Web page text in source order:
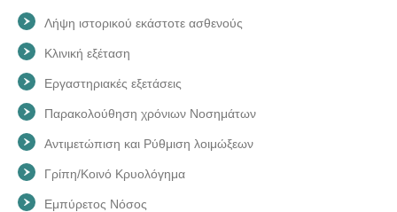
Λήψη ιστορικού εκάστοτε ασθενούς
Κλινική εξέταση
Εργαστηριακές εξετάσεις
Παρακολούθηση χρόνιων Νοσημάτων
Αντιμετώπιση και Ρύθμιση λοιμώξεων
Γρίπη/Κοινό Κρυολόγημα
Εμπύρετος Νόσος